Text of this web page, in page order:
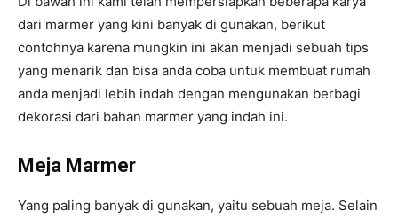
dari marmer yang kini banyak di gunakan, berikut
contohnya karena mungkin ini akan menjadi sebuah tips
yang menarik dan bisa anda coba untuk membuat rumah
anda menjadi lebih indah dengan mengunakan berbagi
dekorasi dari bahan marmer yang indah ini.
Meja Marmer
Yang paling banyak di gunakan, yaitu sebuah meja. Selain